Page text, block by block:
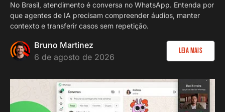
No Brasil, atendimento é conversa no WhatsApp. Entenda por
que agentes de IA precisam compreender áudios, manter
contexto e transferir casos sem repetição.
Bruno Martinez
6 de agosto de 2026
Leia Mais